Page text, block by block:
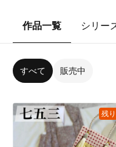
作品一覧 シリー
すべて 販売中
残